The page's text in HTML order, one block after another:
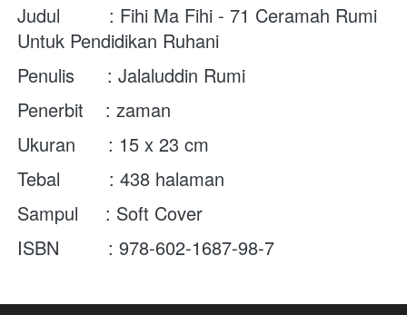
Judul         : Fihi Ma Fihi - 71 Ceramah Rumi
Untuk Pendidikan Ruhani
Penulis      : Jalaluddin Rumi
Penerbit    : zaman
Ukuran      : 15 x 23 cm
Tebal         : 438 halaman
Sampul     : Soft Cover
ISBN         : 978-602-1687-98-7